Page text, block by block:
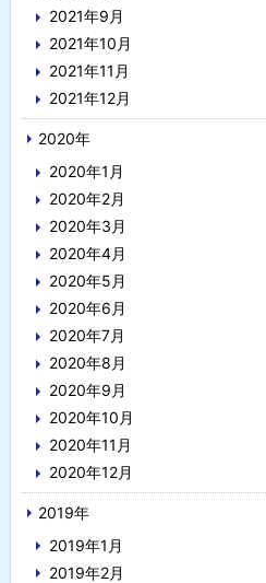
2021年9月
2021年10月
2021年11月
2021年12月
2020年
2020年1月
2020年2月
2020年3月
2020年4月
2020年5月
2020年6月
2020年7月
2020年8月
2020年9月
2020年10月
2020年11月
2020年12月
2019年
2019年1月
2019年2月